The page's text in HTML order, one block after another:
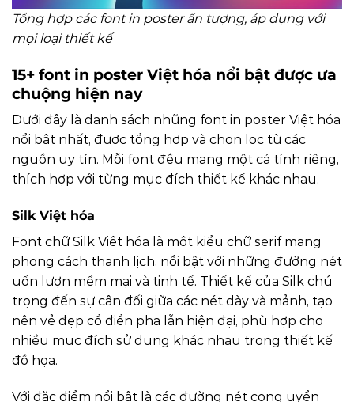
Tổng hợp các font in poster ấn tượng, áp dụng với
mọi loại thiết kế
15+ font in poster Việt hóa nổi bật được ưa
chuộng hiện nay
Dưới đây là danh sách những font in poster Việt hóa
nổi bật nhất, được tổng hợp và chọn lọc từ các
nguồn uy tín. Mỗi font đều mang một cá tính riêng,
thích hợp với từng mục đích thiết kế khác nhau.
Silk Việt hóa
Font chữ Silk Việt hóa là một kiểu chữ serif mang
phong cách thanh lịch, nổi bật với những đường nét
uốn lượn mềm mại và tinh tế. Thiết kế của Silk chú
trọng đến sự cân đối giữa các nét dày và mảnh, tạo
nên vẻ đẹp cổ điển pha lẫn hiện đại, phù hợp cho
nhiều mục đích sử dụng khác nhau trong thiết kế
đồ họa.
Với đặc điểm nổi bật là các đường nét cong uyển